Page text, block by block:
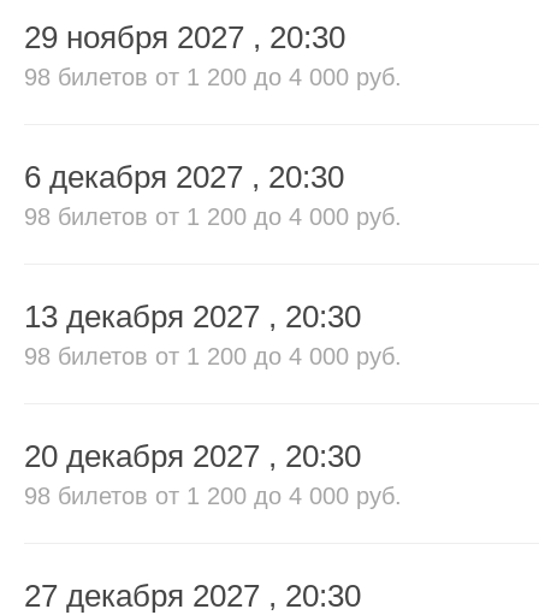
29 ноября 2027 , 20:30
98 билетов от 1 200 до 4 000 руб.
6 декабря 2027 , 20:30
98 билетов от 1 200 до 4 000 руб.
13 декабря 2027 , 20:30
98 билетов от 1 200 до 4 000 руб.
20 декабря 2027 , 20:30
98 билетов от 1 200 до 4 000 руб.
27 декабря 2027 , 20:30